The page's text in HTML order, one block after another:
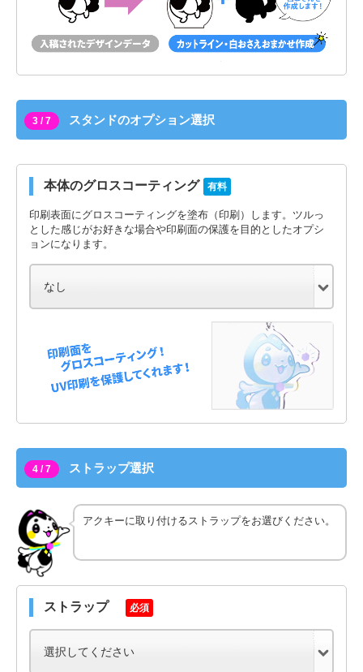
3 / 7 スタンドのオプション選択
本体のグロスコーティング 有料
印刷表面にグロスコーティングを塗布（印刷）します。ツルっ
とした感じがお好きな場合や印刷面の保護を目的としたオプシ
ョンになります。
4 / 7 ストラップ選択
アクキーに取り付けるストラップをお選びください。
ストラップ 必須